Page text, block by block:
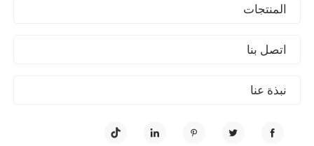
نبذة عنا
المنتجات
اتصل بنا